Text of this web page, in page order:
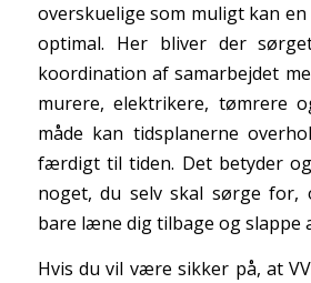
overskuelige som muligt kan
optimal. Her bliver der
koordination af samarbejdet
murere, elektrikere, tømrere
måde kan tidsplanerne
færdigt til tiden. Det betyder
noget, du selv skal sørge
bare læne dig tilbage og slappe
Hvis du vil være sikker på, at